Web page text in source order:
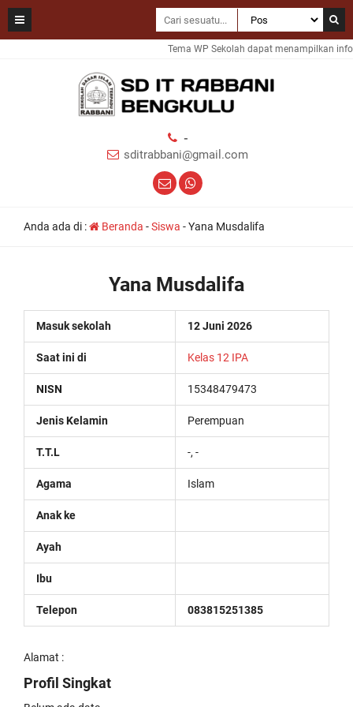
Tema WP Sekolah dapat menampilkan
-
sditrabbani@gmail.com
Anda ada di : Beranda -Siswa -Yana Musdalifa
Yana Musdalifa
Masuk sekolah 12 Juni 2026
Saat ini di Kelas 12 IPA
NISN 15348479473
Jenis Kelamin Perempuan
T.T.L -, -
Agama Islam
Anak ke
Ayah
Ibu
Telepon 083815251385
Alamat :
Profil Singkat